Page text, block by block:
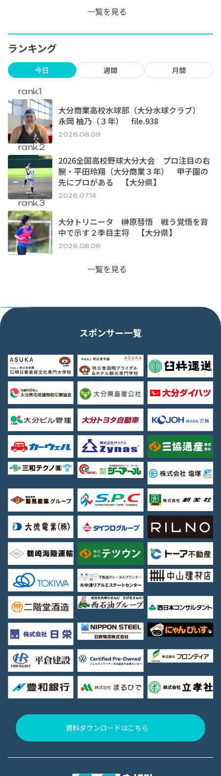
一覧を見る
ランキング
今日 週間 月間
rank.1
大分商業高校水球部（大分水球クラブ）
永岡 柚乃（３年） file.938
2026.08.09
rank.2
2026全国高校野球大分大会 プロ注目の右
腕・平田玲翔（大分商業３年） 甲子園の
先にプロがある 【大分県】
2026.07.14
rank.3
大分トリニータ 榊原彗悟 戦う覚悟を背
中で示す２季目主将 【大分県】
2026.08.06
一覧を見る
スポンサー一覧
資料ダウンロードはこちら